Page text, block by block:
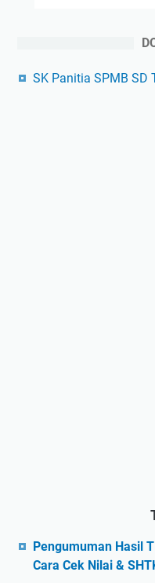
SK Panitia SPMB
Pengumuman Hasil
Cara Cek Nilai &